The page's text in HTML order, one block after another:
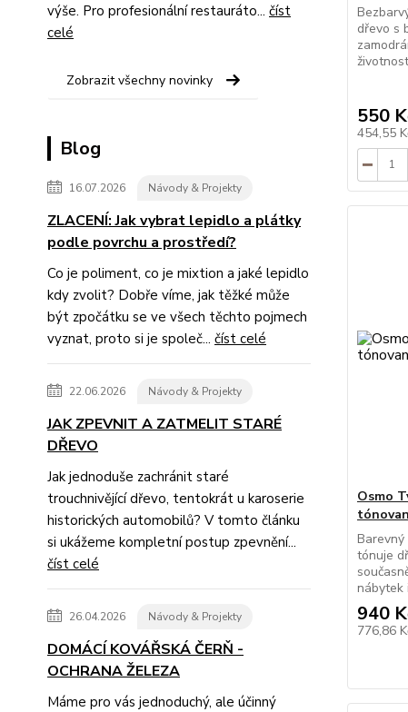
výše. Pro profesionální restauráto... číst
celé
Zobrazit všechny novinky
Blog
16.07.2026 Návody & Projekty
ZLACENÍ: Jak vybrat lepidlo a plátky
podle povrchu a prostředí?
Co je poliment, co je mixtion a jaké lepidlo
kdy zvolit? Dobře víme, jak těžké může
být zpočátku se ve všech těchto pojmech
vyznat, proto si je společ... číst celé
22.06.2026 Návody & Projekty
JAK ZPEVNIT A ZATMELIT STARÉ
DŘEVO
Jak jednoduše zachránit staré
trouchnivějící dřevo, tentokrát u karoserie
historických automobilů? V tomto článku
si ukážeme kompletní postup zpevnění...
číst celé
26.04.2026 Návody & Projekty
DOMÁCÍ KOVÁŘSKÁ ČERŇ -
OCHRANA ŽELEZA
Máme pro vás jednoduchý, ale účinný
dřevo s
550
454,55
Osmo
tónuje
nábytek
940
776,86